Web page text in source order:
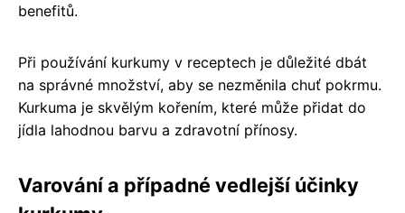
benefitů.
Při používání kurkumy v receptech je důležité dbát
na správné množství, aby se nezměnila chuť pokrmu.
Kurkuma je skvělým kořením, které může přidat do
jídla lahodnou barvu a zdravotní přínosy.
Varování a případné vedlejší účinky